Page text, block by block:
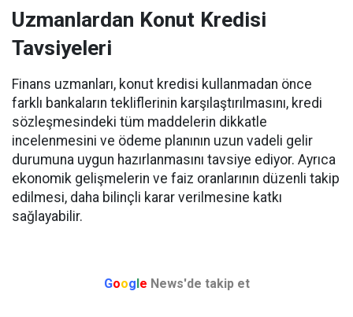
Uzmanlardan Konut Kredisi
Tavsiyeleri
Finans uzmanları, konut kredisi kullanmadan önce
farklı bankaların tekliflerinin karşılaştırılmasını, kredi
sözleşmesindeki tüm maddelerin dikkatle
incelenmesini ve ödeme planının uzun vadeli gelir
durumuna uygun hazırlanmasını tavsiye ediyor. Ayrıca
ekonomik gelişmelerin ve faiz oranlarının düzenli takip
edilmesi, daha bilinçli karar verilmesine katkı
sağlayabilir.
Google News'de takip et